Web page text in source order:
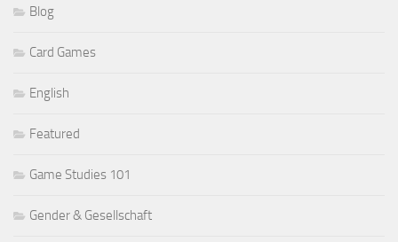
Blog
Card Games
English
Featured
Game Studies 101
Gender & Gesellschaft